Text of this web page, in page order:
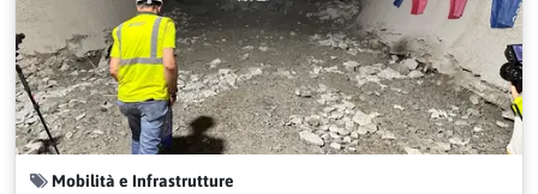
Mobilità e Infrastrutture